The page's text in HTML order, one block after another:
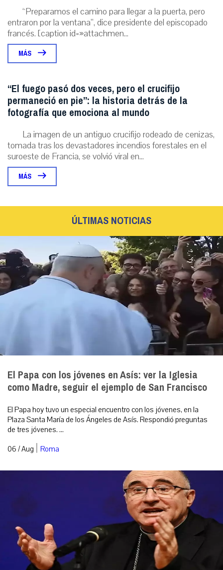
“Preparamos el camino para llegar a la puerta, pero
entraron por la ventana”, dice presidente del episcopado
francés. [caption id=»attachmen...
MÁS
“El fuego pasó dos veces, pero el crucifijo
permaneció en pie”: la historia detrás de la
fotografía que emociona al mundo
La imagen de un antiguo crucifijo rodeado de cenizas,
tomada tras los devastadores incendios forestales en el
suroeste de Francia, se volvió viral en...
MÁS
ÚLTIMAS NOTICIAS
El Papa con los jóvenes en Asís: ver la Iglesia
como Madre, seguir el ejemplo de San Francisco
El Papa hoy tuvo un especial encuentro con los jóvenes, en la
Plaza Santa María de los Ángeles de Asís. Respondió preguntas
de tres jóvenes. ...
06 / Aug | Roma